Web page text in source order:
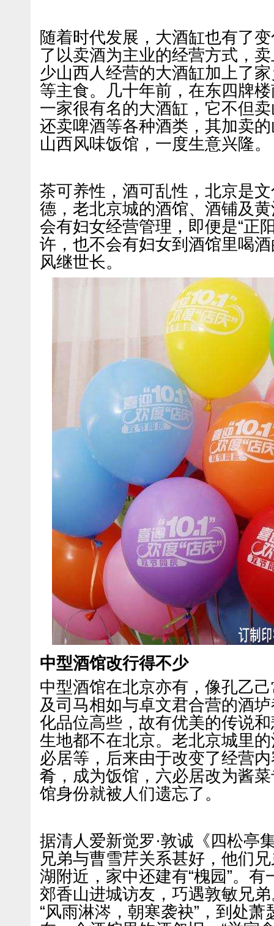
随着时代发展，大酒缸也有了
了以卖酒为主业的经营方式，
少山西人经营的大酒缸加上了
等主食。几十年前，在东四牌
一家很有名的大酒缸，它不但
还卖啤酒等各种酒类，其加卖
山西风味饭馆，一度生意兴隆。
茶可养性，酒可乱性，北京是
德，老北京城的酒馆、酒铺及
会有妇女经营管理，即便是“正
许，也不会有妇女到酒馆里喝
风继世长。
中型酒馆改行得不少
中型酒馆在北京亦有，像孔乙
及司马相如与卓文君合营的酒
化品位高些，故有优美的传说
生地都不在北京。老北京城里
必居等，后来由于改变了经营
肴，成为饭馆，六必居改为酱
馆身份就被人们遗忘了。
据清人爱新觉罗·敦诚《四松亭
兄弟与曹雪芹关系甚好，他们
湖附近，家中还建有“槐园”。
郊香山进城访友，巧遇敦敏兄
“风雨淋涔，朝寒袭袂”，到处